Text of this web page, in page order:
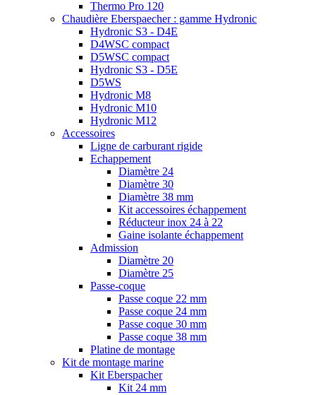
Thermo Pro 120
Chaudière Eberspaecher : gamme Hydronic
Hydronic S3 - D4E
D4WSC compact
D5WSC compact
Hydronic S3 - D5E
D5WS
Hydronic M8
Hydronic M10
Hydronic M12
Accessoires
Ligne de carburant rigide
Echappement
Diamètre 24
Diamètre 30
Diamètre 38 mm
Kit accessoires échappement
Réducteur inox 24 à 22
Gaine isolante échappement
Admission
Diamètre 20
Diamètre 25
Passe-coque
Passe coque 22 mm
Passe coque 24 mm
Passe coque 30 mm
Passe coque 38 mm
Platine de montage
Kit de montage marine
Kit Eberspacher
Kit 24 mm